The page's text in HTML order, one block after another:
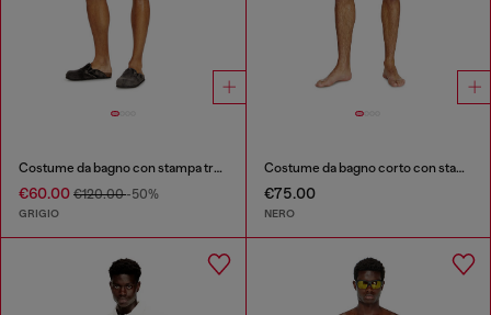
Costume da bagno con stampa trompe-l'œil effetto denim
€60.00 €120.00-50%
GRIGIO
Costume da bagno corto con stampa logo
€75.00
NERO